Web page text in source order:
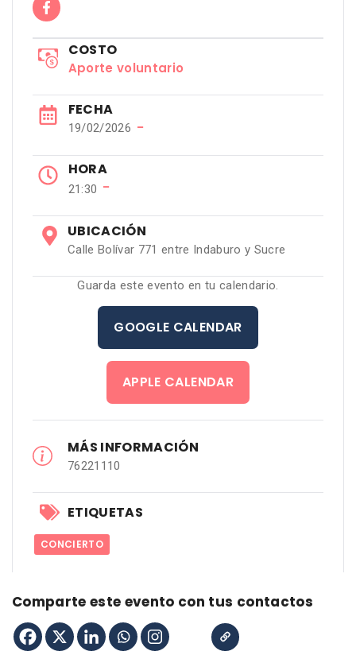
COSTO
Aporte voluntario
FECHA
19/02/2026 −
HORA
21:30 −
UBICACIÓN
Calle Bolívar 771 entre Indaburo y Sucre
Guarda este evento en tu calendario.
GOOGLE CALENDAR
APPLE CALENDAR
MÁS INFORMACIÓN
76221110
ETIQUETAS
CONCIERTO
Comparte este evento con tus contactos